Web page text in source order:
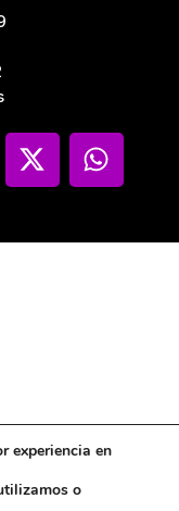
experiencia en
o